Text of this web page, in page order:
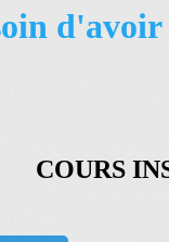
d'avoir
COURS